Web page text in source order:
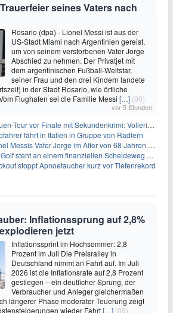
seines Vaters nach
Rosario (dpa) - Lionel Messi ist aus der
US-Stadt Miami nach Argentinien gereist,
um von seinem verstorbenen Vater Jorge
Abschied zu nehmen. Der Privatjet mit
dem argentinischen Fußball-Weltstar,
seiner Frau und den drei Kindern landete
in der Stadt Rosario, wie örtliche
Flughafen sei die Familie Messi […] (00)
vor 5 Stunden
Tour vor Finale mit Sekundenkrimi: Vollering in Gelb
fährt in Italien in Gruppe von Radlern
Messis Vater Jorge im Alter von 68 Jahren gestorben
steht an einem finanziellen Scheideweg auf der Suche nach neuen Investitionen
stoppt Apnoetaucher kurz vor Tiefenrekord
Inflationssprung auf 2,8%
jetzt
Inflationssprint im Hochsommer: 2,8
Prozent im Juli Die Preisralley in
Deutschland nimmt an Fahrt auf. Im Juli
2026 ist die Inflationsrate auf 2,8 Prozent
gestiegen – ein deutlicher Sprung, der
Verbraucher und Anleger gleichermaßen
längerer Phase moderater Teuerung zeigt
wieder Fahrt[…] (00)